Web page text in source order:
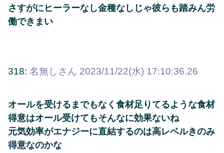
さすがにヒーラーなし金種なしじゃ彼らも踏みん労
働できまい
318: 名無しさん 2023/11/22(水) 17:10:36.26
オールを受けるまでもなく食材足りてるような食材
得意はオール受けてもそんなに効果ないね
元気効率がエナジーに直結するのは高レベルきのみ
得意なのかな